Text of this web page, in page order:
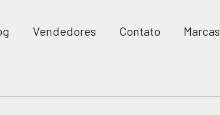
Vendedores Contato Marcas